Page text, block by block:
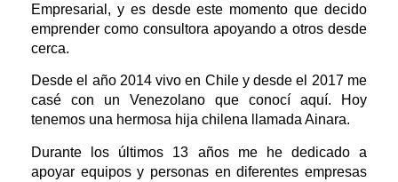
Empresarial, y es desde este momento que decido
emprender como consultora apoyando a otros desde
cerca.
Desde el año 2014 vivo en Chile y desde el 2017 me
casé con un Venezolano que conocí aquí. Hoy
tenemos una hermosa hija chilena llamada Ainara.
Durante los últimos 13 años me he dedicado a
apoyar equipos y personas en diferentes empresas